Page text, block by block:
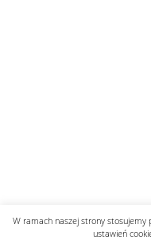
Polityka
W ramach naszej strony stosujemy
ustawień